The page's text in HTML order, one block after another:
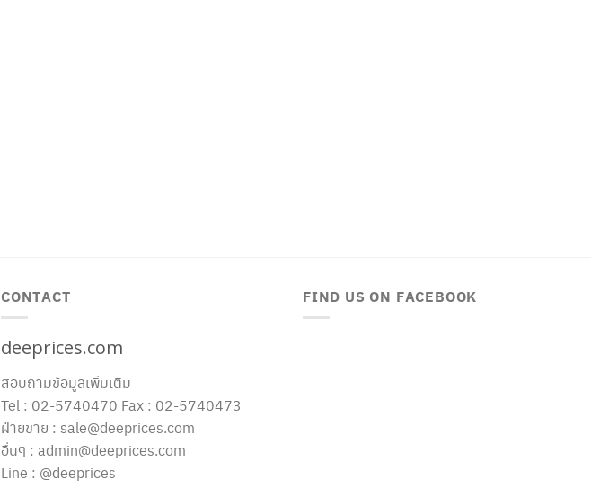
CONTACT
deeprices.com
สอบถามข้อมูลเพิ่มเติม
Tel : 02-5740470 Fax : 02-5740473
ฝ่ายขาย : sale@deeprices.com
อื่นๆ : admin@deeprices.com
Line : @deeprices
FIND US ON FACEBOOK